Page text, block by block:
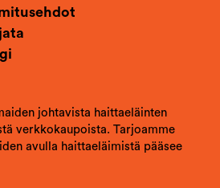
johtavista haittaeläinten
verkkokaupoista. Tarjoamme
avulla haittaeläimistä pääsee